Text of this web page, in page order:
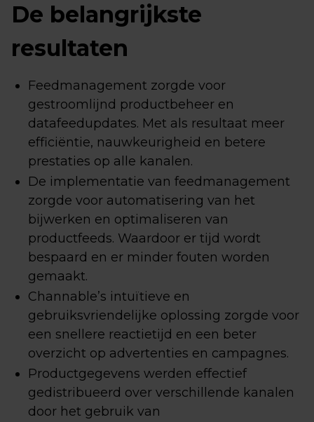
De belangrijkste
resultaten
Feedmanagement zorgde voor
gestroomlijnd productbeheer en
datafeedupdates. Met als resultaat meer
efficiëntie, nauwkeurigheid en betere
prestaties op alle kanalen.
De implementatie van feedmanagement
zorgde voor automatisering van het
bijwerken en optimaliseren van
productfeeds. Waardoor er tijd wordt
bespaard en er minder fouten worden
gemaakt.
Channable’s intuïtieve en
gebruiksvriendelijke oplossing zorgde voor
een snellere reactietijd en een beter
overzicht op advertenties en campagnes.
Productgegevens werden effectief
gedistribueerd over verschillende kanalen
door het gebruik van